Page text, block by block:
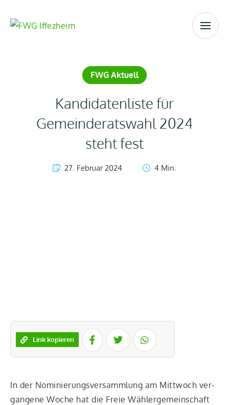
FWG Aktuell
Kandidatenliste für
Gemeinderatswahl 2024
steht fest
27. Februar 2024 4 Min.
Link kopieren
In der Nomi­nie­rungs­ver­samm­lung am Mitt­woch ver­
gan­ge­ne Woche hat die Freie Wäh­ler­ge­mein­schaft